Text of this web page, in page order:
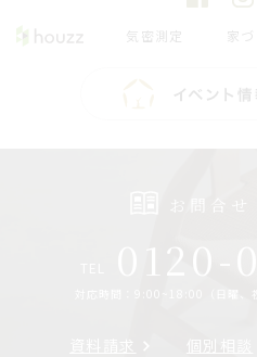
気密測定 家
お問合
0120-
対応時間：9:00~18:00（日曜、
個別相談